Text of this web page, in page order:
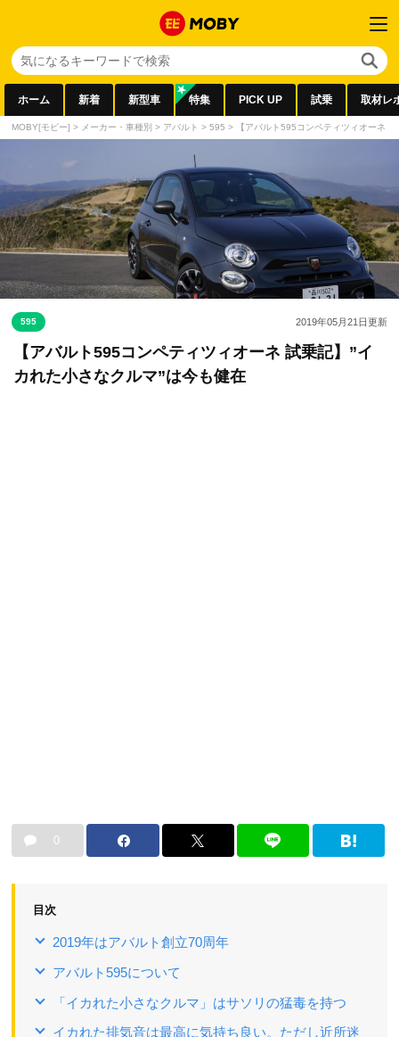
ホーム 新着 新型車 特集 PICK UP 試乗 取材レ
MOBY[モビー] > メーカー・車種別 > アバルト > 595 > 【アバルト595コンペティツィオーネ
595 2019年05月21日更新
【アバルト595コンペティツィオーネ 試乗記】”イ
カれた小さなクルマ”は今も健在
0
目次
2019年はアバルト創立70周年
アバルト595について
「イカれた小さなクルマ」はサソリの猛毒を持つ
イカれた排気音は最高に気持ち良い。ただし近所迷